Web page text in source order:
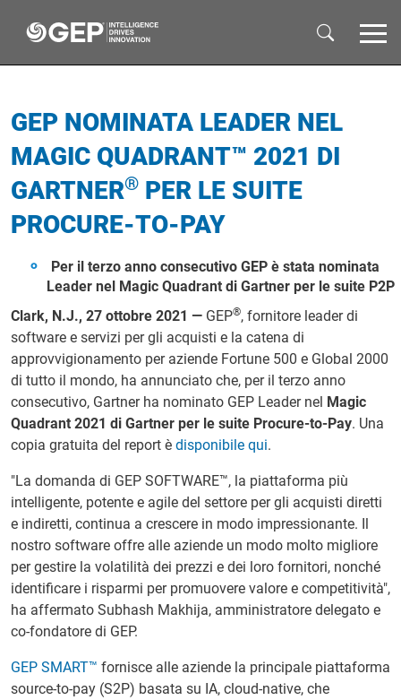
GEP NOMINATA LEADER NEL
MAGIC QUADRANT™ 2021 DI
GARTNER® PER LE SUITE
PROCURE-TO-PAY
Per il terzo anno consecutivo GEP è stata nominata
Leader nel Magic Quadrant di Gartner per le suite P2P
Clark, N.J., 27 ottobre 2021 — GEP®, fornitore leader di
software e servizi per gli acquisti e la catena di
approvvigionamento per aziende Fortune 500 e Global 2000
di tutto il mondo, ha annunciato che, per il terzo anno
consecutivo, Gartner ha nominato GEP Leader nel Magic
Quadrant 2021 di Gartner per le suite Procure-to-Pay. Una
copia gratuita del report è disponibile qui.
"La domanda di GEP SOFTWARE™, la piattaforma più
intelligente, potente e agile del settore per gli acquisti diretti
e indiretti, continua a crescere in modo impressionante. Il
nostro software offre alle aziende un modo molto migliore
per gestire la volatilità dei prezzi e dei loro fornitori, nonché
identificare i risparmi per promuovere valore e competitività",
ha affermato Subhash Makhija, amministratore delegato e
co-fondatore di GEP.
GEP SMART™ fornisce alle aziende la principale piattaforma
source-to-pay (S2P) basata su IA, cloud-native, che